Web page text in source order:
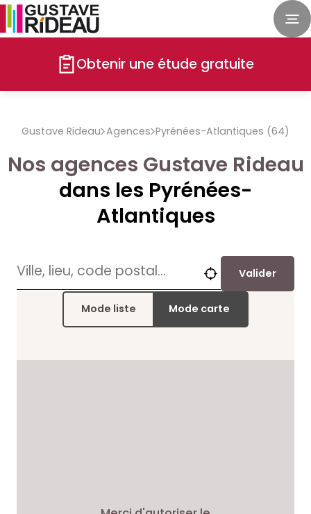
Obtenir une étude gratuite
Gustave Rideau Agences Pyrénées-Atlantiques (64)
Nos agences Gustave Rideau
dans les Pyrénées-
Atlantiques
Valider
Mode liste Mode carte